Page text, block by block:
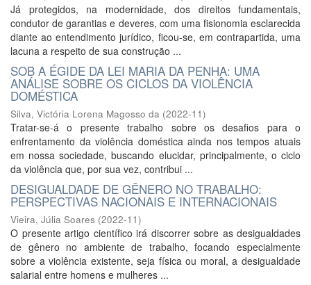
Já protegidos, na modernidade, dos direitos fundamentais,
condutor de garantias e deveres, com uma fisionomia esclarecida
diante ao entendimento jurídico, ficou-se, em contrapartida, uma
lacuna a respeito de sua construção ...
SOB A ÉGIDE DA LEI MARIA DA PENHA: UMA
ANÁLISE SOBRE OS CICLOS DA VIOLÊNCIA
DOMÉSTICA
Silva, Victória Lorena Magosso da (2022-11)
Tratar-se-á o presente trabalho sobre os desafios para o
enfrentamento da violência doméstica ainda nos tempos atuais
em nossa sociedade, buscando elucidar, principalmente, o ciclo
da violência que, por sua vez, contribui ...
DESIGUALDADE DE GÊNERO NO TRABALHO:
PERSPECTIVAS NACIONAIS E INTERNACIONAIS
Vieira, Júlia Soares (2022-11)
O presente artigo científico irá discorrer sobre as desigualdades
de gênero no ambiente de trabalho, focando especialmente
sobre a violência existente, seja física ou moral, a desigualdade
salarial entre homens e mulheres ...